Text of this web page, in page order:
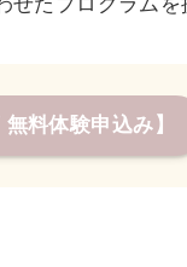
無料体験申込み】